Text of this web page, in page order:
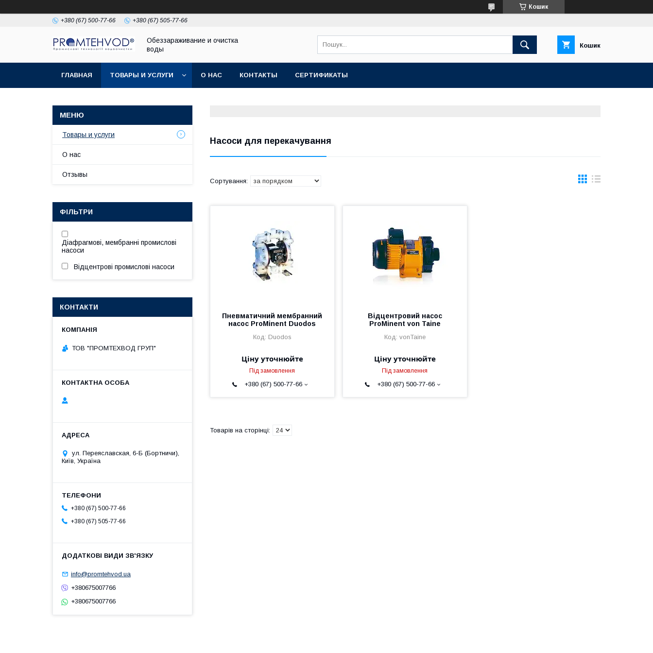
Кошик
+380 (67) 500-77-66 +380 (67) 505-77-66
Обеззараживание и очистка
воды
Кошик
ГЛАВНАЯ ТОВАРЫ И УСЛУГИ О НАС КОНТАКТЫ СЕРТИФИКАТЫ
Насоси для перекачування
Пневматичний мембранний
насос ProMinent Duodos
Duodos
Ціну уточнюйте
Під замовлення
+380 (67) 500-77-66
Відцентровий насос
ProMinent von Taine
vonTaine
Ціну уточнюйте
Під замовлення
+380 (67) 500-77-66
Товары и услуги
О нас
Отзывы
ФІЛЬТРИ
Діафрагмові, мембранні промислові
насоси
Відцентрові промислові насоси
КОНТАКТИ
ТОВ "ПРОМТЕХВОД ГРУП"
ул. Переяславская, 6-Б (Бортничи),
Київ, Україна
+380 (67) 500-77-66
+380 (67) 505-77-66
info@promtehvod.ua
+380675007766
+380675007766